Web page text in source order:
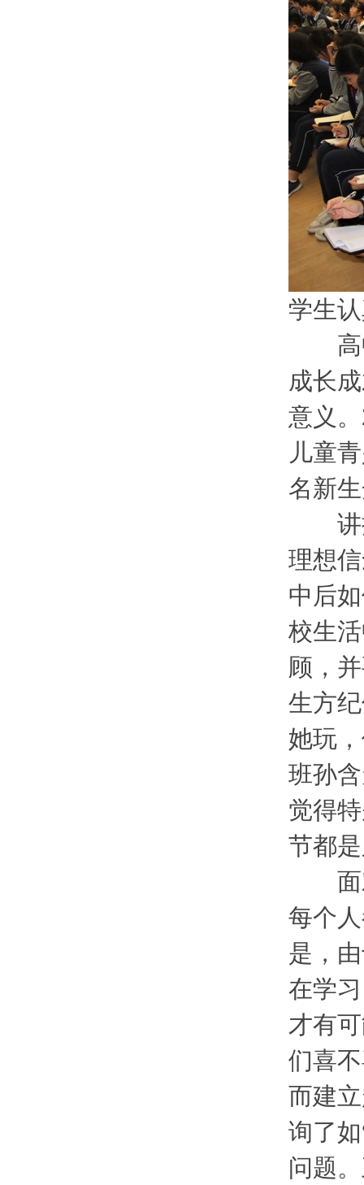
学生
高中
成长
意义
儿童
名新
讲授
理想
中后
校生
顾，
生方
她玩
班孙
觉得
节都
面对
每个
是，
在学
才有
们喜
而建
询了
问题